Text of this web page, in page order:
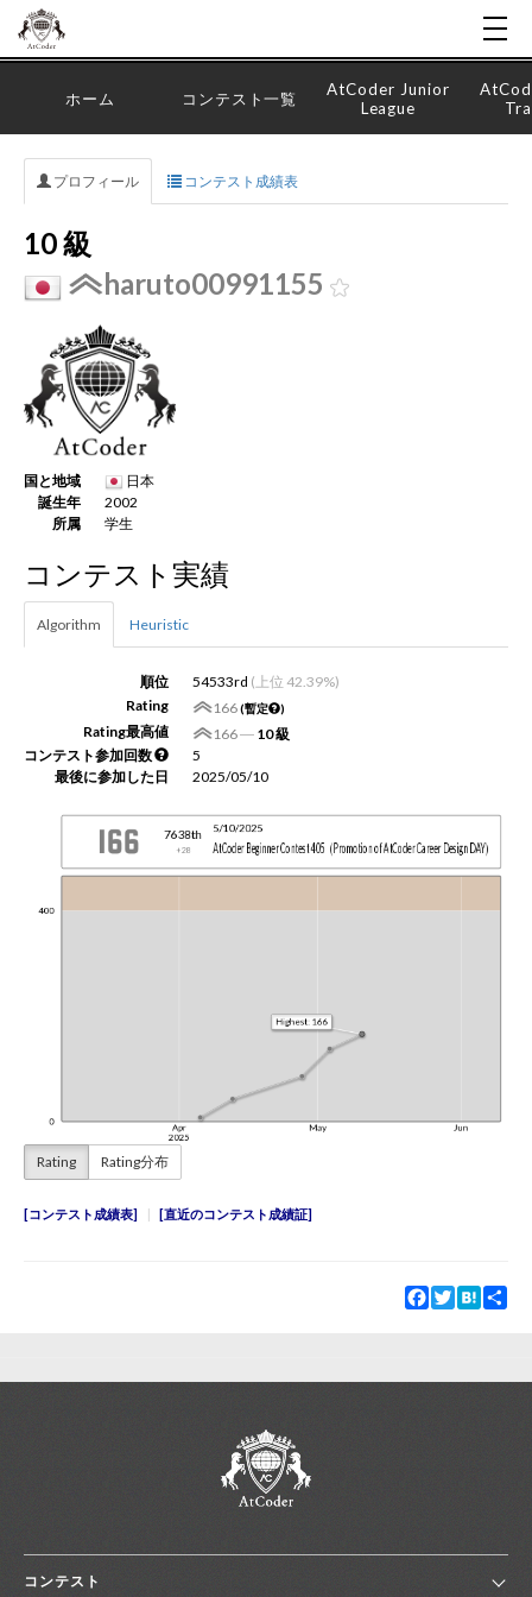
新規登録
ホーム コンテスト一覧
AtCoder Junior
League
プロフィール コンテスト成績表
10 級
haruto00991155
国と地域
日本
誕生年
2002
所属
学生
コンテスト実績
Algorithm Heuristic
順位 54533rd (上位 42.39%)
Rating
166(暫定 )
Rating最高値 166― 10 級
コンテスト参加回数
5
最後に参加した日
2025/05/10
Rating Rating分布
コンテスト成績表 直近のコンテスト成績証
Facebook
TwitterHatena
コンテスト